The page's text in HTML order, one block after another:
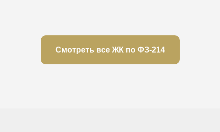
Смотреть все ЖК по ФЗ-214